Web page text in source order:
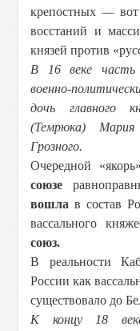
крепостных — вот
восстаний и
князей против
В 16 веке часть
военно-
дочь главного
(Темрюка)
Грозного.
Очередной
союзе
вошла в состав
вассального
союз.
В реальности
России как
существовало до
К концу 18